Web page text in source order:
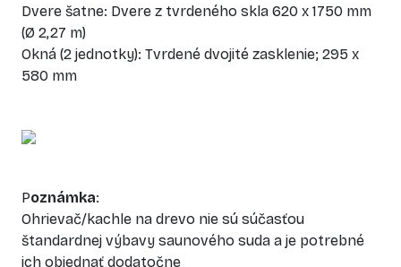
Dvere šatne: Dvere z tvrdeného skla 620 x 1750 mm
(Ø 2,27 m)
Okná (2 jednotky): Tvrdené dvojité zasklenie; 295 x
580 mm
Poznámka:
Ohrievač/kachle na drevo nie sú súčasťou
štandardnej výbavy saunového suda a je potrebné
ich objednať dodatočne